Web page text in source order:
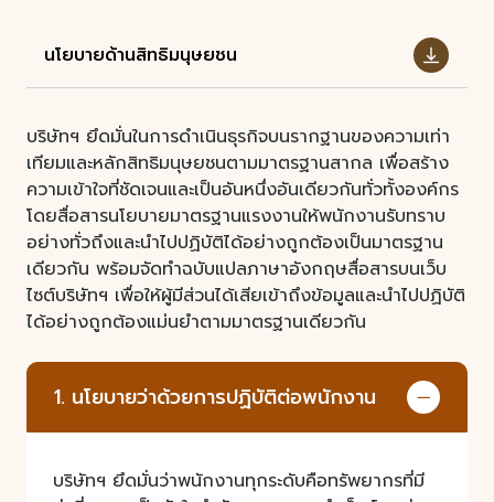
นโยบายด้านสิทธิมนุษยชน
บริษัทฯ ยึดมั่นในการดำเนินธุรกิจบนรากฐานของความเท่า
เทียมและหลักสิทธิมนุษยชนตามมาตรฐานสากล เพื่อสร้าง
ความเข้าใจที่ชัดเจนและเป็นอันหนึ่งอันเดียวกันทั่วทั้งองค์กร
โดยสื่อสารนโยบายมาตรฐานแรงงานให้พนักงานรับทราบ
อย่างทั่วถึงและนำไปปฏิบัติได้อย่างถูกต้องเป็นมาตรฐาน
เดียวกัน พร้อมจัดทำฉบับแปลภาษาอังกฤษสื่อสารบนเว็บ
ไซต์บริษัทฯ เพื่อให้ผู้มีส่วนได้เสียเข้าถึงข้อมูลและนำไปปฏิบัติ
ได้อย่างถูกต้องแม่นยำตามมาตรฐานเดียวกัน
1. นโยบายว่าด้วยการปฏิบัติต่อพนักงาน
บริษัทฯ ยึดมั่นว่าพนักงานทุกระดับคือทรัพยากรที่มี